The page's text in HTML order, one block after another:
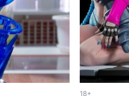
18+